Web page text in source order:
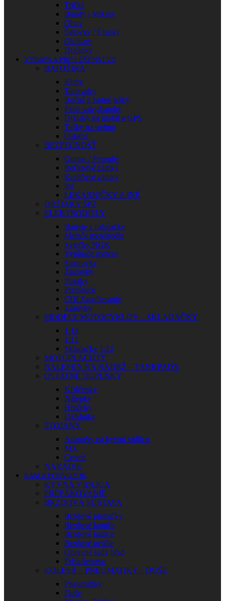
Tričká
Bundy / Mikiny
Obuv
Šiltovky / Čiapky
Okuliare
Doplnky
VÝBAVA A PRÍSLUŠENSTVO
BATOŽINA
Kufre
Tankvaky
Bočné a zadné tašky
Pitné vaky/batohy
Držiaky na mobil a GPS
Tašky na stehno
Ostatné
BEZPEČNOSŤ
Gurtne / Popruhy
Reťazové zámky
Kotúčové zámky
Iné
LEKÁRNIČKY A INÉ
DRŽIAKY ŠPZ
ELEKTRODIELY
Batérie a nabíjačky
Merače motohodín
Sviečky NGK
Vypínače motora
Smerovky
Žiarovky
Poistky
Prepínače
CDI Zapaľovanie
Zásuvky
MODELY MOTOCYKLOV – SKLADAČKY
1:18
1:12
Skladačky 1:12
MOTOPLACHTY
NÁLEPKY NA NÁDRŽ – TANKPADY
OSTATNÉ DOPLNKY
Kľúčenky
Nálepky
Hrnčeky
Dáždniky
STOJANY
Adaptéry na kyvnú vidlicu
MX
Cestné
NÁRADIE
RÁM A PODVOZOK
KYVNÁ VIDLICA
PREPÁKOVANIE
BRZDOVÁ SÚSTAVA
Brzdové platničky
Brzdové kotúče
Brzdové hadice
Brzdové pedále
Opravné sady bŕzd
Príslušenstvo
KOLESÁ – PNEUMATIKY – DUŠE
Pneumatiky
Duše